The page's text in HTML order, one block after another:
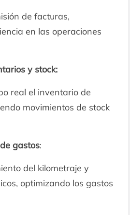
de facturas,
en las operaciones
y stock:
real el inventario de
movimientos de stock
gastos:
del kilometraje y
optimizando los gastos